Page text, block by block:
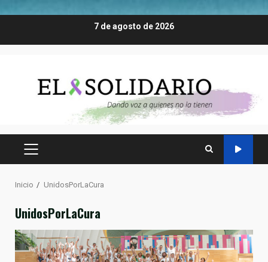
7 de agosto de 2026
MENÚ
Inicio UnidosPorLaCura
UnidosPorLaCura